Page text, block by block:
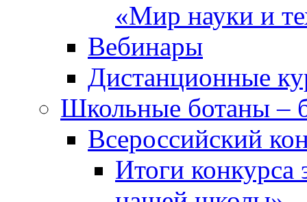
«Мир науки и
Вебинары
Дистанционные
Школьные ботаны –
Всероссийский
Итоги